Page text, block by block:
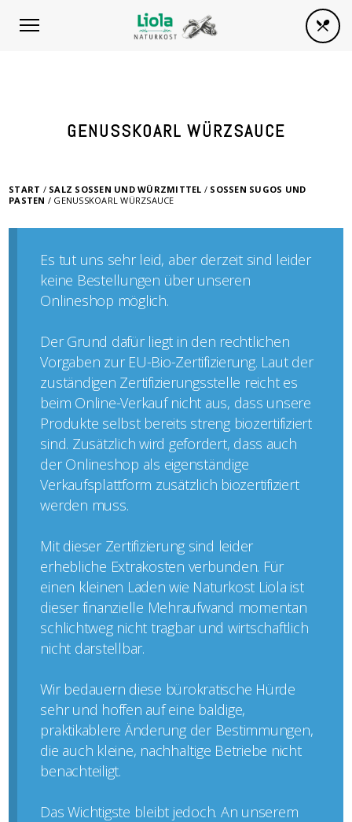
GENUSSKOARL WÜRZSAUCE
START / SALZ SOSSEN UND WÜRZMITTEL / SOSSEN SUGOS UND P
ASTEN
/ GENUSSKOARL WÜRZSAUCE
Es tut uns sehr leid, aber derzeit sind leider
keine Bestellungen über unseren
Onlineshop möglich.
Der Grund dafür liegt in den rechtlichen
Vorgaben zur EU-Bio-Zertifizierung. Laut der
zuständigen Zertifizierungsstelle reicht es
beim Online-Verkauf nicht aus, dass unsere
Produkte selbst bereits streng biozertifiziert
sind. Zusätzlich wird gefordert, dass auch
der Onlineshop als eigenständige
Verkaufsplattform zusätzlich biozertifiziert
werden muss.
Mit dieser Zertifizierung sind leider
erhebliche Extrakosten verbunden. Für
einen kleinen Laden wie Naturkost Liola ist
dieser finanzielle Mehraufwand momentan
schlichtweg nicht tragbar und wirtschaftlich
nicht darstellbar.
Wir bedauern diese bürokratische Hürde
sehr und hoffen auf eine baldige,
praktikablere Änderung der Bestimmungen,
die auch kleine, nachhaltige Betriebe nicht
benachteiligt.
Das Wichtigste bleibt jedoch. An unserem